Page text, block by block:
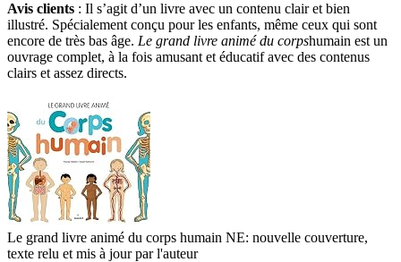
Avis clients : Il s’agit d’un livre avec un contenu clair et bien
illustré. Spécialement conçu pour les enfants, même ceux qui sont
encore de très bas âge. Le grand livre animé du corpshumain est un
ouvrage complet, à la fois amusant et éducatif avec des contenus
clairs et assez directs.
Le grand livre animé du corps humain NE: nouvelle couverture,
texte relu et mis à jour par l'auteur